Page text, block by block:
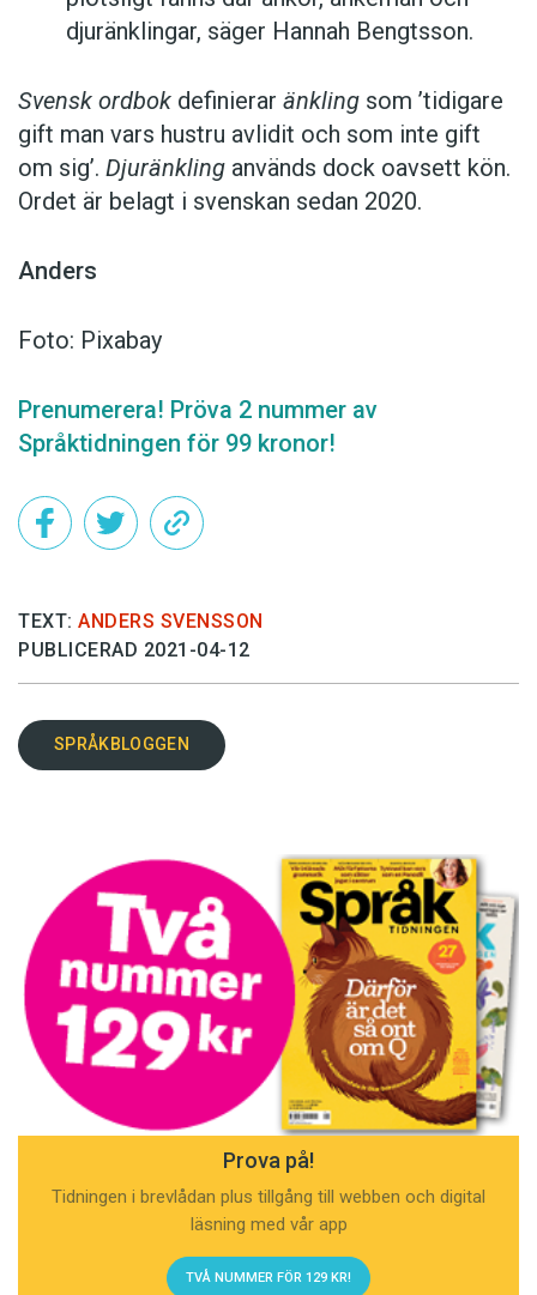
djuränklingar, säger Hannah Bengtsson.
Svensk ordbok definierar änkling som ’tidigare
gift man vars hustru av­lidit och som inte gift
om sig’. Djuränkling används dock oavsett kön.
Ordet är belagt i svenskan sedan 2020.
Anders
Foto: Pixabay
Prenumerera! Pröva 2 nummer av
Språktidningen för 99 kronor!
TEXT: ANDERS SVENSSON
PUBLICERAD 2021-04-12
SPRÅKBLOGGEN
Prova på!
Tidningen i brevlådan plus tillgång till webben och digital
läsning med vår app
TVÅ NUMMER FÖR 129 KR!